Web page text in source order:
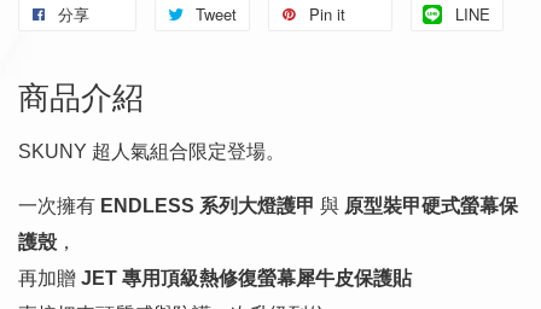
分享 Tweet Pin it LINE
商品介紹
SKUNY 超人氣組合限定登場。
一次擁有 ENDLESS 系列大燈護甲 與 原型裝甲硬式螢幕保
護殼，
再加贈 JET 專用頂級熱修復螢幕犀牛皮保護貼